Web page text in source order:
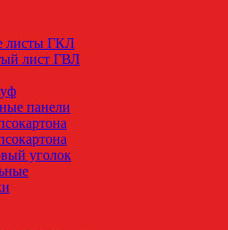
листы ГКЛ
лист ГВЛ
панели
уголок